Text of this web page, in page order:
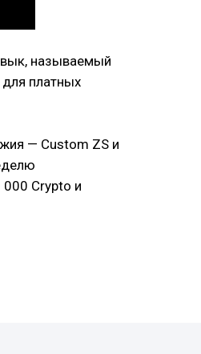
называемый
для платных
— Custom ZS и
Crypto и